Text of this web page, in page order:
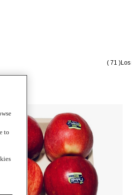
( 71 )
to